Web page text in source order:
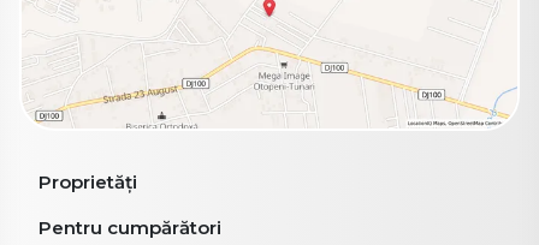
Proprietăți
Pentru cumpărători